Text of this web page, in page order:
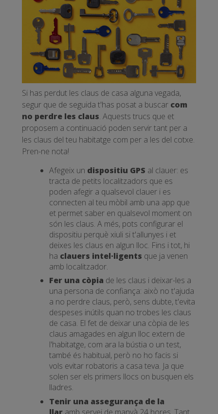
Si has perdut les claus de casa alguna vegada,
segur que de seguida t'has posat a buscar com
no perdre les claus. Aquests trucs que et
proposem a continuació poden servir tant per a
les claus del teu habitatge com per a les del cotxe.
Pren-ne nota!
Afegeix un dispositiu GPS al clauer: es
tracta de petits localitzadors que es
poden afegir a qualsevol clauer i es
connecten al teu mòbil amb una app que
et permet saber en qualsevol moment on
són les claus. A més, pots configurar el
dispositiu perquè xiuli si t'allunyes i et
deixes les claus en algun lloc. Fins i tot, hi
ha clauers intel·ligents que ja venen
amb localitzador.
Fer una còpia de les claus i deixar-les a
una persona de confiança: això no t'ajuda
a no perdre claus, però, sens dubte, t'evita
despeses inútils quan no trobes les claus
de casa. El fet de deixar una còpia de les
claus amagades en algun lloc extern de
l'habitatge, com ara la bústia o un test,
també és habitual, però no ho facis si
vols evitar robatoris a casa teva. Ja que
solen ser els primers llocs on busquen els
lladres.
Tenir una assegurança de la